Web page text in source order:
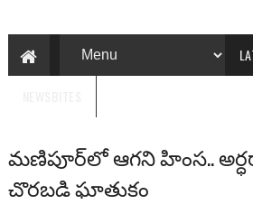
మణిపూర్‌లో ఆగని హింస..
చొరబడి ఘాతుకం